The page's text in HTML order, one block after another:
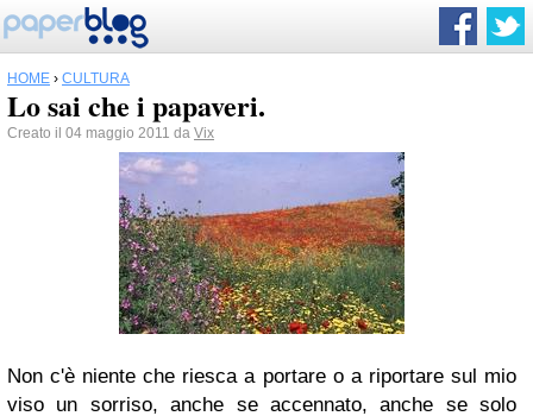
HOME › CULTURA
Lo sai che i papaveri.
Creato il 04 maggio 2011 da Vix
Non c'è niente che riesca a portare o a riportare sul mio
viso un sorriso, anche se accennato, anche se solo